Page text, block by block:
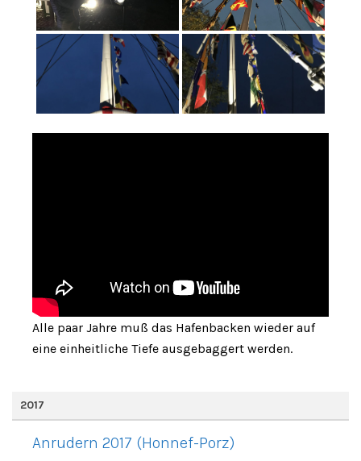
Alle paar Jahre muß das Hafenbacken wieder auf
eine einheitliche Tiefe ausgebaggert werden.
2017
Anrudern 2017 (Honnef-Porz)